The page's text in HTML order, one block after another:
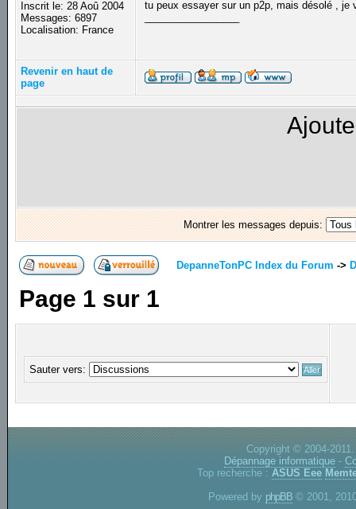
Inscrit le: 28 Aoû 2004
Messages: 6897
Localisation: France
tu peux essayer sur un p2p, mais désolé , je
Revenir en haut de
page
Montrer les messages depuis:
DepanneTonPC Index du Forum ->
Page 1 sur 1
Sauter vers:
Copyright © 2004-
Dépannage informatique -
Top recherche : ASUS Eee
Powered by phpBB © 2001,